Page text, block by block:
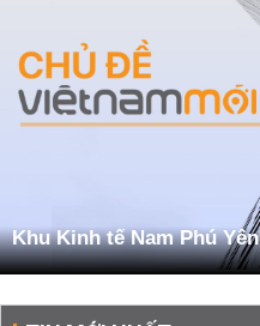
Khu Kinh tế Nam Phú Yên